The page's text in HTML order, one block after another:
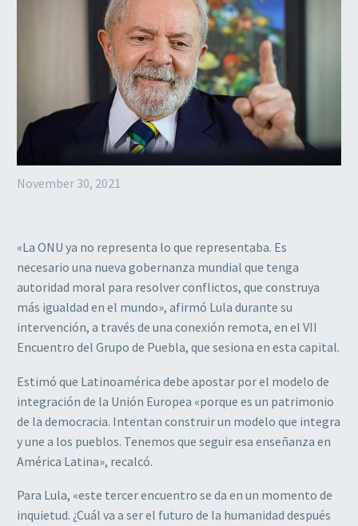
November 30, 2021
«La ONU ya no representa lo que representaba. Es
necesario una nueva gobernanza mundial que tenga
autoridad moral para resolver conflictos, que construya
más igualdad en el mundo», afirmó Lula durante su
intervención, a través de una conexión remota, en el VII
Encuentro del Grupo de Puebla, que sesiona en esta capital.
Estimó que Latinoamérica debe apostar por el modelo de
integración de la Unión Europea «porque es un patrimonio
de la democracia. Intentan construir un modelo que integra
y une a los pueblos. Tenemos que seguir esa enseñanza en
América Latina», recalcó.
Para Lula, «este tercer encuentro se da en un momento de
inquietud. ¿Cuál va a ser el futuro de la humanidad después